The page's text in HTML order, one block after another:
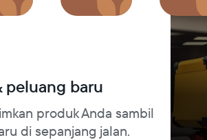
peluang baru
produk Anda sambil
di sepanjang jalan.